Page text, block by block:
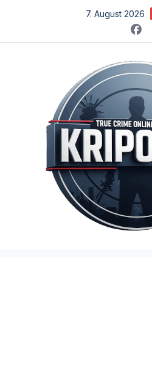
springen
7. August 2026